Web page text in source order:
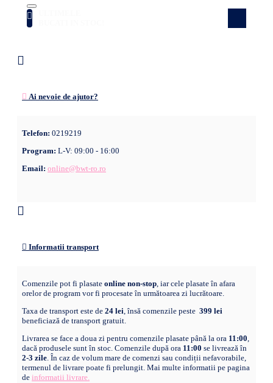
Ai nevoie de ajutor?
Telefon: 0219219
Program: L-V: 09:00 - 16:00
Email: online@bwt-ro.ro
Informatii transport
Comenzile pot fi plasate online non-stop, iar cele plasate în afara
orelor de program vor fi procesate în următoarea zi lucrătoare.
Taxa de transport este de 24 lei, însă comenzile peste 399 lei
beneficiază de transport gratuit.
Livrarea se face a doua zi pentru comenzile plasate până la ora 11:00,
dacă produsele sunt în stoc. Comenzile după ora 11:00 se livrează în
2-3 zile. În caz de volum mare de comenzi sau condiții nefavorabile,
termenul de livrare poate fi prelungit. Mai multe informatii pe pagina
de informatii livrare.